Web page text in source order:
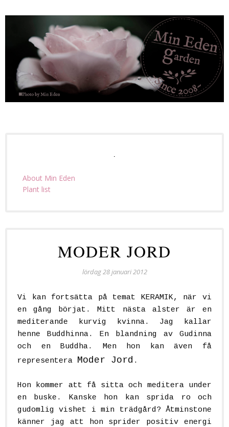
About Min Eden
Plant list
MODER JORD
lördag 28 januari 2012
Vi kan fortsätta på temat KERAMIK, när vi
en gång börjat. Mitt nästa alster är en
mediterande kurvig kvinna. Jag kallar
henne Buddhinna. En blandning av Gudinna
och en Buddha. Men hon kan även få
representera Moder Jord .
Hon kommer att få sitta och meditera under
en buske. Kanske hon kan sprida ro och
gudomlig vishet i min trädgård? Åtminstone
känner jag att hon sprider positiv energi